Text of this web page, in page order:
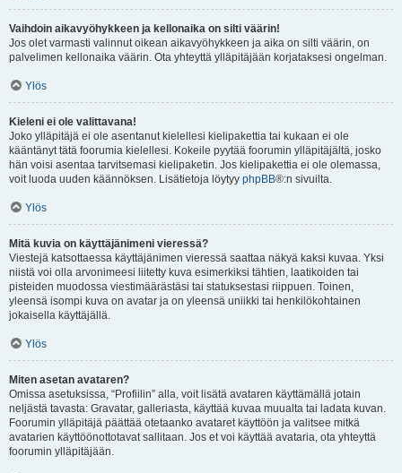
Vaihdoin aikavyöhykkeen ja kellonaika on silti väärin!
Jos olet varmasti valinnut oikean aikavyöhykkeen ja aika on silti väärin, on
palvelimen kellonaika väärin. Ota yhteyttä ylläpitäjään korjataksesi ongelman.
Ylös
Kieleni ei ole valittavana!
Joko ylläpitäjä ei ole asentanut kielellesi kielipakettia tai kukaan ei ole
kääntänyt tätä foorumia kielellesi. Kokeile pyytää foorumin ylläpitäjältä, josko
hän voisi asentaa tarvitsemasi kielipaketin. Jos kielipakettia ei ole olemassa,
voit luoda uuden käännöksen. Lisätietoja löytyy phpBB®:n sivuilta.
Ylös
Mitä kuvia on käyttäjänimeni vieressä?
Viestejä katsottaessa käyttäjänimen vieressä saattaa näkyä kaksi kuvaa. Yksi
niistä voi olla arvonimeesi liitetty kuva esimerkiksi tähtien, laatikoiden tai
pisteiden muodossa viestimäärästäsi tai statuksestasi riippuen. Toinen,
yleensä isompi kuva on avatar ja on yleensä uniikki tai henkilökohtainen
jokaisella käyttäjällä.
Ylös
Miten asetan avataren?
Omissa asetuksissa, “Profiilin” alla, voit lisätä avataren käyttämällä jotain
neljästä tavasta: Gravatar, galleriasta, käyttää kuvaa muualta tai ladata kuvan.
Foorumin ylläpitäjä päättää otetaanko avataret käyttöön ja valitsee mitkä
avatarien käyttöönottotavat sallitaan. Jos et voi käyttää avataria, ota yhteyttä
foorumin ylläpitäjään.